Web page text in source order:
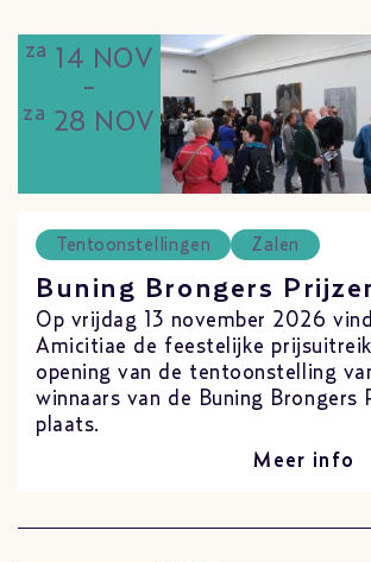
za 14 NOV
-
za 28 NOV
Tentoonstellingen Zalen
Buning Brongers
Op vrijdag 13 november 2026
Amicitiae de feestelijke
opening van de tentoonstelling
winnaars van de Buning Brongers
plaats.
Meer info